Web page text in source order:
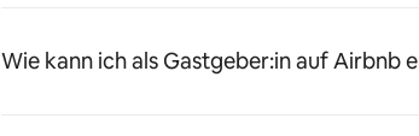
Wie kann ich als Gastgeber:in auf Airbnb